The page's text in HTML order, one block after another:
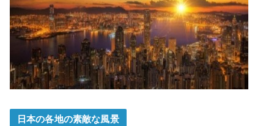
日本の各地の素敵な風景